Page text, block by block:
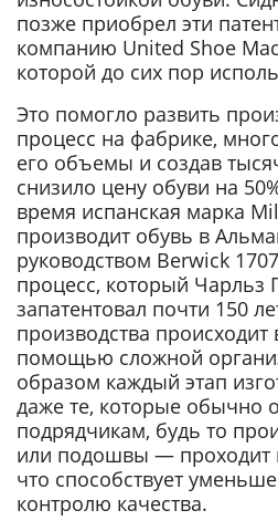
позже приобрел эти
компанию United Shoe
которой до сих пор
Это помогло развить
процесс на фабрике,
его объемы и создав
снизило цену обуви на
время испанская марка
производит обувь в
руководством Berwick
процесс, который Чарльз
запатентовал почти 150
производства происходит
помощью сложной
образом каждый этап
даже те, которые обычно
подрядчикам, будь то
или подошвы — проходит
что способствует
контролю качества.